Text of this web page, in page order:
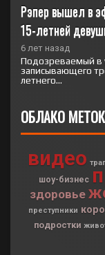
Рэпер вышел в
15-летней
6 лет назад
Подозреваемый в
записывающего
летнего...
ОБЛАКО МЕТОК
видео
шоу-бизнес
здоровье
преступники
подростки